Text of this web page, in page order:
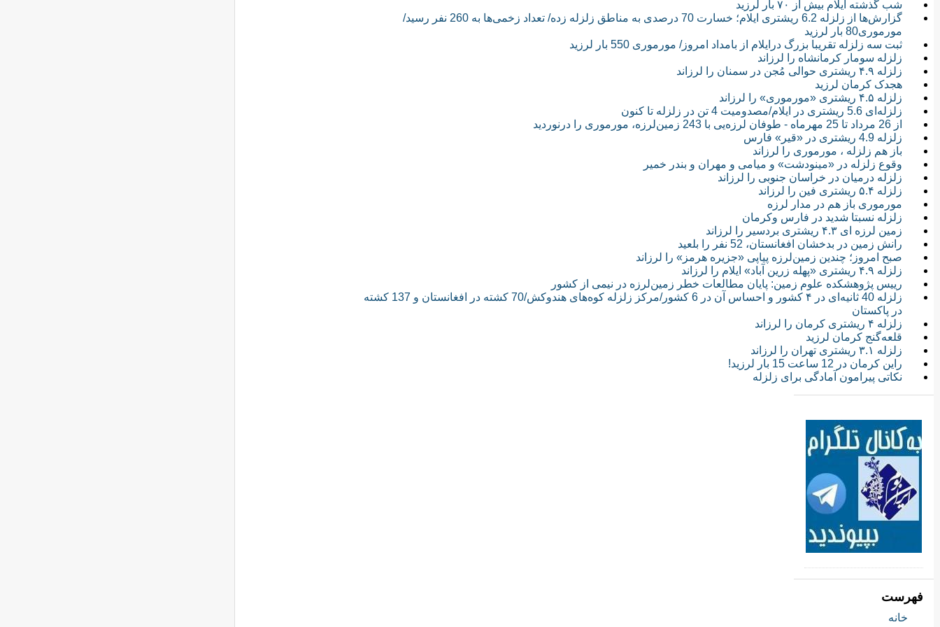
شب گذشته ایلام بیش از ۷۰ بار لرزید
گزارش‌ها از زلزله 6.2 ریشتری ایلام؛ خسارت 70 درصدی به مناطق زلزله زده/ تعداد زخمی‌ها به 260 نفر رسید/
مورموری80 بار لرزید
ثبت سه زلزله تقریبا بزرگ درایلام از بامداد امروز/ مورموری 550 بار لرزید
زلزله سومار کرمانشاه را لرزاند
زلزله ۴.۹ ریشتری حوالی مُجن در سمنان را لرزاند
هجدک کرمان لرزید
زلزله ۴.۵ ریشتری «مورموری» را لرزاند
زلزله‌ای 5.6 ریشتری در ایلام/مصدومیت 4 تن در زلزله تا کنون
از 26 مرداد تا 25 مهرماه - طوفان لرزه‌یی با 243 زمین‌لرزه، مورموری را درنوردید
زلزله 4.9 ریشتری در «قیر» فارس
باز هم زلزله ، مورموری را لرزاند
وقوع زلزله در «مینودشت» و میامی و مهران و بندر خمیر
زلزله درمیان در خراسان جنوبی را لرزاند
زلزله ۵.۴ ریشتری فین را لرزاند
مورموری باز هم در مدار لرزه
زلزله نسبتا شدید در فارس وکرمان
زمین لرزه ای ۴.۳ ریشتری بردسیر را لرزاند
رانش زمین در بدخشان افغانستان، 52 نفر را بلعید
صبح امروز؛ چندین زمین‌لرزه پیاپی «جزیره هرمز» را لرزاند
زلزله ۴.۹ ریشتری «پهله زرین آباد» ایلام را لرزاند
رییس پژوهشکده علوم زمین: پایان مطالعات خطر زمین‌لرزه در نیمی از کشور
زلزله 40 ثانیه‌ای در ۴ کشور و احساس آن در 6 کشور/مرکز زلزله کوه‌های هندوکش/70 کشته در افغانستان و 137 کشته
در پاکستان
زلزله ۴ ریشتری کرمان را لرزاند
قلعه‌گنج کرمان لرزید
زلزله ۳.۱ ریشتری تهران را لرزاند
راین کرمان در 12 ساعت 15 بار لرزید!
نکاتی پیرامون آمادگی برای زلزله
فهرست
خانه